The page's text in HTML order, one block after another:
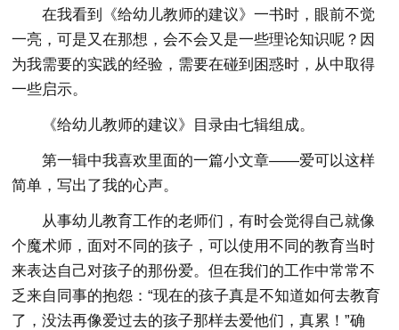
在我看到《给幼儿教师的建议》一书时，眼前不觉
一亮，可是又在那想，会不会又是一些理论知识呢？因
为我需要的实践的经验，需要在碰到困惑时，从中取得
一些启示。
《给幼儿教师的建议》目录由七辑组成。
第一辑中我喜欢里面的一篇小文章——爱可以这样
简单，写出了我的心声。
从事幼儿教育工作的老师们，有时会觉得自己就像
个魔术师，面对不同的孩子，可以使用不同的教育当时
来表达自己对孩子的那份爱。但在我们的工作中常常不
乏来自同事的抱怨：“现在的孩子真是不知道如何去教育
了，没法再像爱过去的孩子那样去爱他们，真累！”确